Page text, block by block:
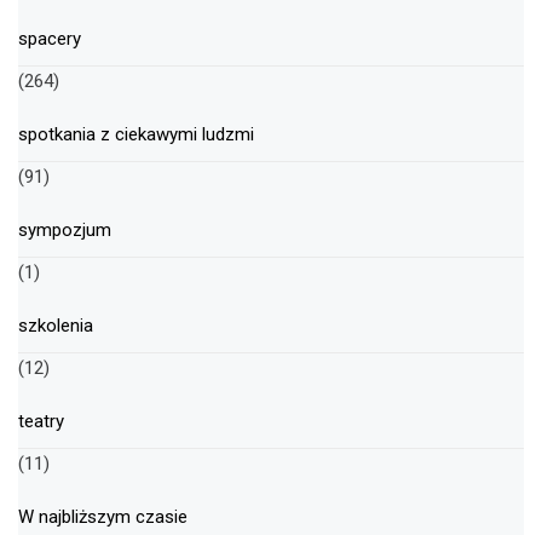
spacery
(264)
spotkania z ciekawymi ludzmi
(91)
sympozjum
(1)
szkolenia
(12)
teatry
(11)
W najbliższym czasie